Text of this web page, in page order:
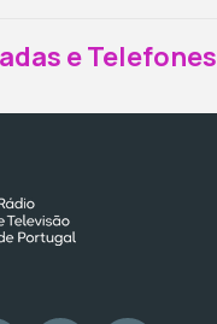
e Telefones